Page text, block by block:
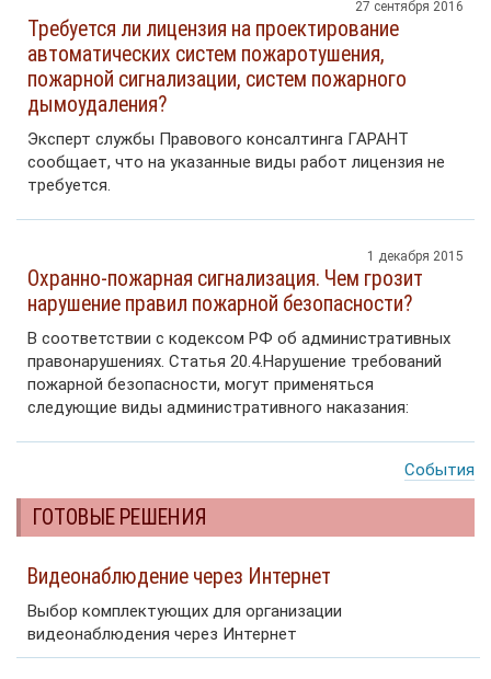
27 сентября 2016
Требуется ли лицензия на проектирование
автоматических систем пожаротушения,
пожарной сигнализации, систем пожарного
дымоудаления?
Эксперт службы Правового консалтинга ГАРАНТ
сообщает, что на указанные виды работ лицензия не
требуется.
1 декабря 2015
Охранно-пожарная сигнализация. Чем грозит
нарушение правил пожарной безопасности?
В соответствии с кодексом РФ об административных
правонарушениях. Статья 20.4.Нарушение требований
пожарной безопасности, могут применяться
следующие виды административного наказания:
События
ГОТОВЫЕ РЕШЕНИЯ
Видеонаблюдение через Интернет
Выбор комплектующих для организации
видеонаблюдения через Интернет